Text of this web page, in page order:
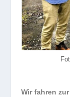
Wir fahren